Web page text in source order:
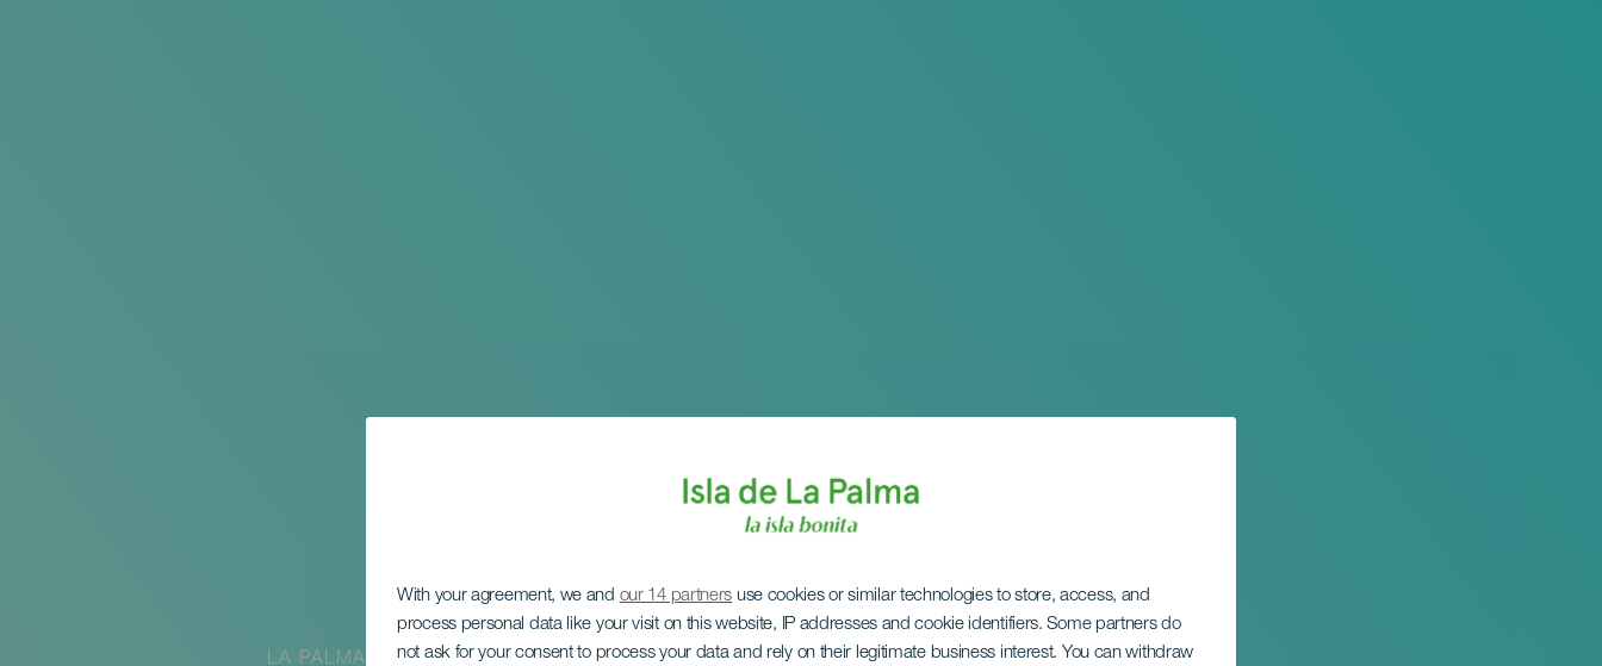
With your agreement, we and our 14 partners use cookies or similar technologies to store, access, and
process personal data like your visit on this website, IP addresses and cookie identifiers. Some partners do
not ask for your consent to process your data and rely on their legitimate business interest. You can withdraw
LA PALMA